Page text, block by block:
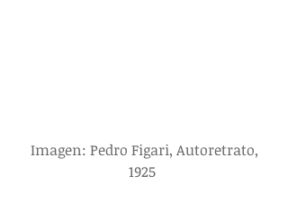
Imagen: Pedro Figari, Autoretrato,
1925